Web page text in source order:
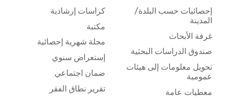
إحصائيات حسب البلدة/
المدينة
غرفة الأبحاث
صندوق الدراسات البحثية
تحويل معلومات إلى هيئات
عمومية
معطيات عامة
كراسات إرشادية
مكتبة
مجلة شهرية إحصائية
إستعراض سنوي
ضمان اجتماعي
تقرير نطاق الفقر